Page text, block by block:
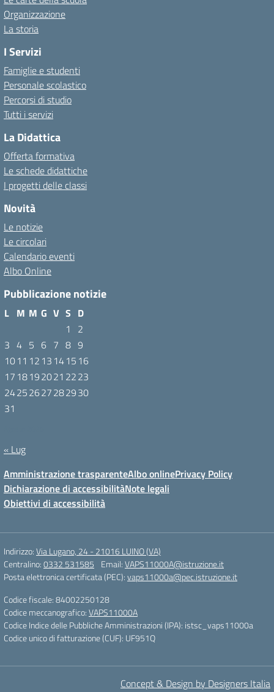
Organizzazione
La storia
I Servizi
Famiglie e studenti
Personale scolastico
Percorsi di studio
Tutti i servizi
La Didattica
Offerta formativa
Le schede didattiche
I progetti delle classi
Novità
Le notizie
Le circolari
Calendario eventi
Albo Online
Pubblicazione notizie
L M M G V S D
1
2
3 4 5 6 7 8 9
1011 12 13 1415 16
17 18192021 2223
24252627282930
31
« Lug
Amministrazione trasparenteAlbo onlinePrivacy Policy
Dichiarazione di accessibilitàNote legali
Obiettivi di accessibilità
Indirizzo:Via Lugano, 24 - 21016 LUINO (VA)
Centralino:0332 531585 Email:VAPS11000A@istruzione.it
Posta elettronica certificata (PEC):vaps11000a@pec.istruzione.it
Codice fiscale: 84002250128
Codice meccanografico:VAPS11000A
Codice Indice delle Pubbliche Amministrazioni (IPA): istsc_vaps11000a
Codice unico di fatturazione (CUF): UF951Q
Concept & Design by Designers Italia